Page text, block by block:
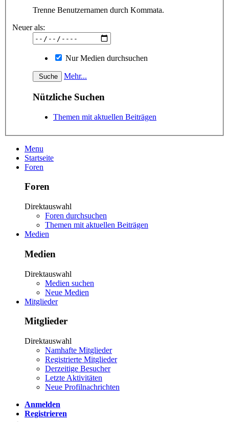
Trenne Benutzernamen durch Kommata.
Neuer als:
Nur Medien durchsuchen
Mehr...
Nützliche Suchen
Themen mit aktuellen Beiträgen
Menu
Startseite
Foren
Foren
Direktauswahl
Foren durchsuchen
Themen mit aktuellen Beiträgen
Medien
Medien
Direktauswahl
Medien suchen
Neue Medien
Mitglieder
Mitglieder
Direktauswahl
Namhafte Mitglieder
Registrierte Mitglieder
Derzeitige Besucher
Letzte Aktivitäten
Neue Profilnachrichten
Anmelden
Registrieren